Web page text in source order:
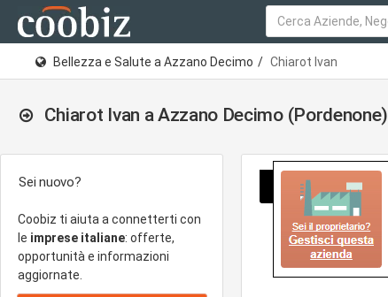
Bellezza e Salute a Azzano Decimo Chiarot Ivan
Chiarot Ivan a Azzano Decimo (Pordenone)
Sei nuovo?
Coobiz ti aiuta a connetterti con
le imprese italiane: offerte,
opportunità e informazioni
aggiornate.